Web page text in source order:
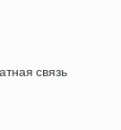
связь